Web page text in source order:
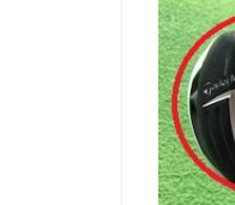
ールと
バウン
スの違
いって
何？
まとめ
ます。